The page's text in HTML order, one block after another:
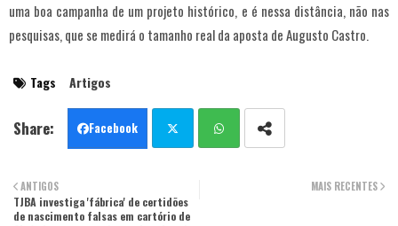
uma boa campanha de um projeto histórico, e é nessa distância, não nas
pesquisas, que se medirá o tamanho real da aposta de Augusto Castro.
Tags Artigos
Facebook
ter
MAIS RECENTES
ANTIGOS
TJBA investiga 'fábrica' de certidões
de nascimento falsas em cartório de